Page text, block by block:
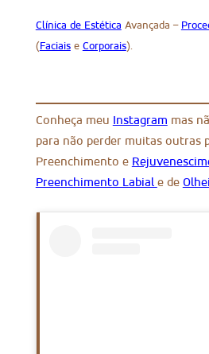
Clínica de Estética Avançada –
(Faciaise Corporais).
Conheça meu Instagram mas
para não perder muitas outras
Preenchimento e
Preenchimento Labial e de